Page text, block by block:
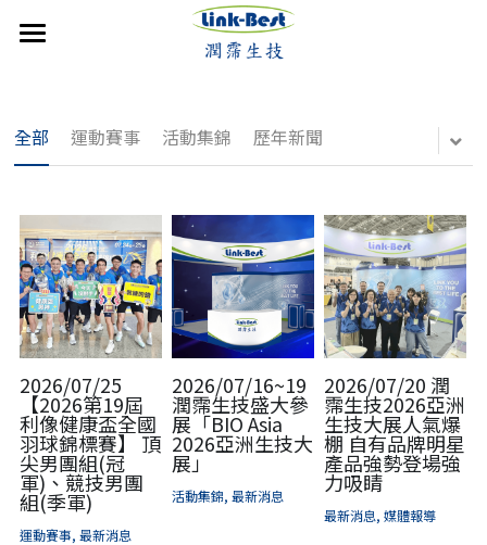
潤霈快訊
最新消息
媒體報導
影音分享
活動集錦
運動賽事
歷年新聞
公司介紹
成立沿革
發展近況
技術優勢
核心團隊
合作計畫
專業證書
銷售產品
保養系列
防蚊產品
醫美產品
牙科產品
骨科產品
聯絡潤霈
搜索
全部 運動賽事 活動集錦 歷年新聞
2026/07/25
【2026第19屆
利像健康盃全國
羽球錦標賽】 頂
尖男團組(冠
軍)、競技男團
組(季軍)
運動賽事, 最新消息
2026/07/16~19
潤霈生技盛大參
展「BIO Asia
2026亞洲生技大
展」
活動集錦, 最新消息
2026/07/20 潤
霈生技2026亞洲
生技大展人氣爆
棚 自有品牌明星
產品強勢登場強
力吸睛
最新消息, 媒體報導
部落格分類
最新消息
活動集錦
歷年新聞
運動賽事